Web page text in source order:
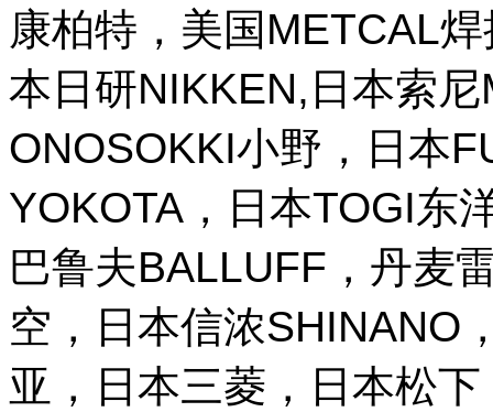
康柏特，美国METCAL
本日研NIKKEN,日本索
ONOSOKKI小野，日本
YOKOTA，日本TOGI东
巴鲁夫BALLUFF，丹麦
空，日本信浓SHINANO
亚，日本三菱，日本松